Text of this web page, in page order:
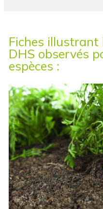
Fiches illustrant
DHS observés
espèces :